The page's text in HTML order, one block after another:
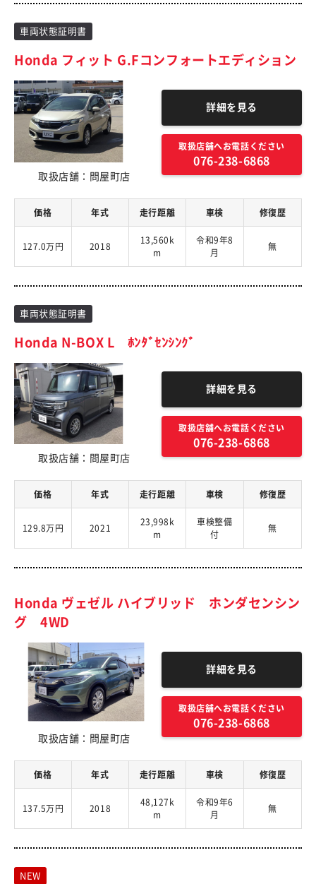
車両状態証明書
Honda フィット G.Fコンフォートエディション
取扱店舗：問屋町店
詳細を見る
取扱店舗へお電話ください
076-238-6868
価格 年式 走行距離 車検 修復歴
127.0万円 2018
13,560k
m
令和9年8
月
無
車両状態証明書
Honda N-BOX L ﾎﾝﾀﾞｾﾝｼﾝｸﾞ
取扱店舗：問屋町店
詳細を見る
取扱店舗へお電話ください
076-238-6868
価格 年式 走行距離 車検 修復歴
129.8万円 2021
23,998k
m
車検整備
付
無
Honda ヴェゼル ハイブリッド ホンダセンシン
グ 4WD
取扱店舗：問屋町店
詳細を見る
取扱店舗へお電話ください
076-238-6868
価格 年式 走行距離 車検 修復歴
137.5万円 2018
48,127k
m
令和9年6
月
無
NEW